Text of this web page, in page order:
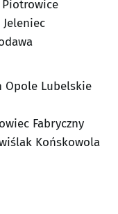
Piotrowice
Opole Lubelskie
Fabryczny
Końskowola